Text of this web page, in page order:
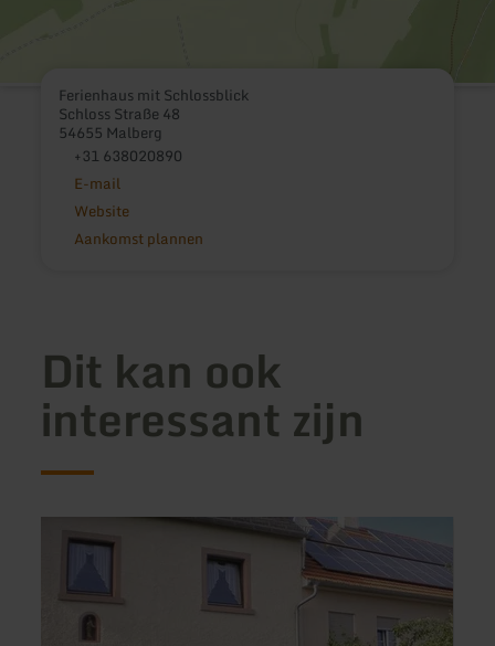
Ferienhaus mit Schlossblick
Schloss Straße 48
54655 Malberg
+31 638020890
E-mail
Website
Aankomst plannen
Dit kan ook
interessant zijn
informatie
Hof
Feinen
Röser